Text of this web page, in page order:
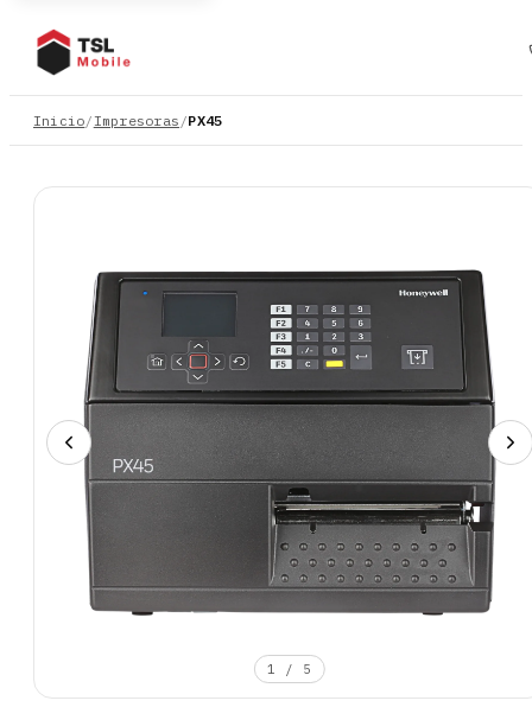
Inicio/ Impresoras /PX45
1 / 5